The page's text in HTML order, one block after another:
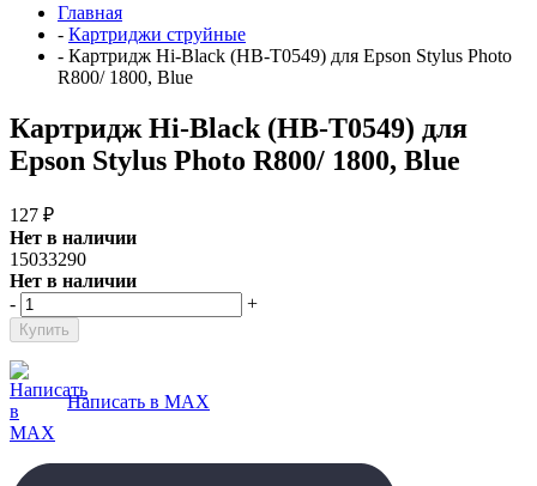
Главная
- Картриджи струйные
- Картридж Hi-Black (HB-T0549) для Epson Stylus Photo
R800/ 1800, Blue
Картридж Hi-Black (HB-T0549) для
Epson Stylus Photo R800/ 1800, Blue
127 ₽
Нет в наличии
15033290
Нет в наличии
-
+
Написать в MAX